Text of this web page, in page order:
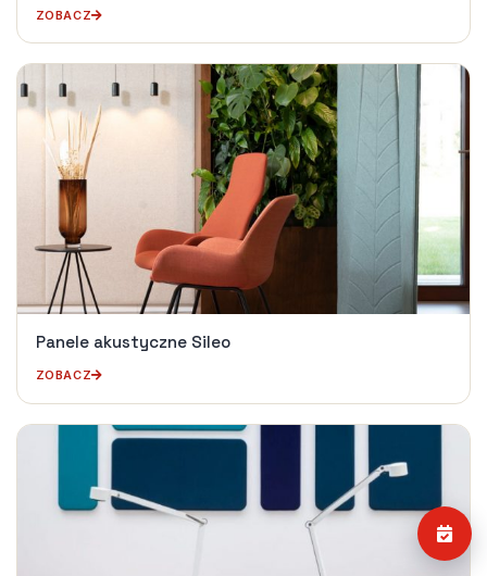
ZOBACZ
Panele akustyczne Sileo
ZOBACZ